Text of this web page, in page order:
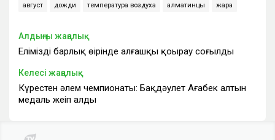
август дожди температура воздуха алматинцы жара
Алдыңғы жаңалық
Еліміздің барлық өңірінде алғашқы қоңырау соғылды
Келесі жаңалық
Күрестен әлем чемпионаты: Бақдәулет Ағабек алтын
медаль жеңіп алды